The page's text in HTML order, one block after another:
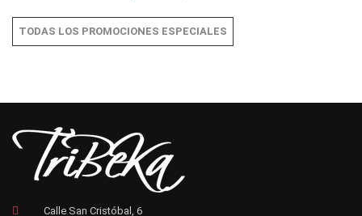
TODAS LOS PROMOCIONES ESPECIALES
Calle San Cristóbal, 6